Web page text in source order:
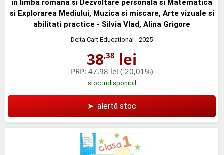
in limba romana si Dezvoltare personala si Matematica
si Explorarea Mediului, Muzica si miscare, Arte vizuale si
abilitati practice - Silvia Vlad, Alina Grigore
Delta Cart Educational - 2025
38,38 lei
PRP: 47,98 lei (-20,01%)
stoc indisponibil
➤ alertă stoc